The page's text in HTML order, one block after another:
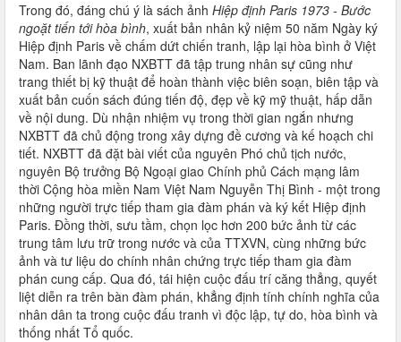
Trong đó, đáng chú ý là sách ảnh Hiệp định Paris 1973 - Bước
ngoặt tiến tới hòa bình, xuất bản nhân kỷ niệm 50 năm Ngày ký
Hiệp định Paris về chấm dứt chiến tranh, lập lại hòa bình ở Việt
Nam. Ban lãnh đạo NXBTT đã tập trung nhân sự cũng như
trang thiết bị kỹ thuật để hoàn thành việc biên soạn, biên tập và
xuất bản cuốn sách đúng tiến độ, đẹp về kỹ mỹ thuật, hấp dẫn
về nội dung. Dù nhận nhiệm vụ trong thời gian ngắn nhưng
NXBTT đã chủ động trong xây dựng đề cương và kế hoạch chi
tiết. NXBTT đã đặt bài viết của nguyên Phó chủ tịch nước,
nguyên Bộ trưởng Bộ Ngoại giao Chính phủ Cách mạng lâm
thời Cộng hòa miền Nam Việt Nam Nguyễn Thị Bình - một trong
những người trực tiếp tham gia đàm phán và ký kết Hiệp định
Paris. Đồng thời, sưu tầm, chọn lọc hơn 200 bức ảnh từ các
trung tâm lưu trữ trong nước và của TTXVN, cùng những bức
ảnh và tư liệu do chính nhân chứng trực tiếp tham gia đàm
phán cung cấp. Qua đó, tái hiện cuộc đấu trí căng thẳng, quyết
liệt diễn ra trên bàn đàm phán, khẳng định tính chính nghĩa của
nhân dân ta trong cuộc đấu tranh vì độc lập, tự do, hòa bình và
thống nhất Tổ quốc.